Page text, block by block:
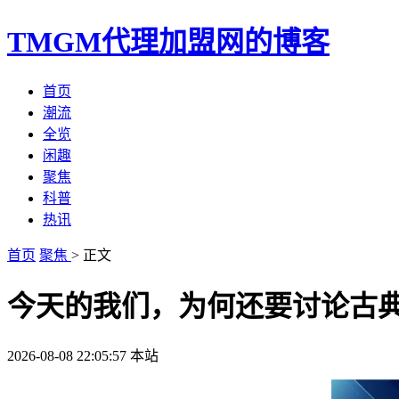
TMGM代理加盟网的博客
首页
潮流
全览
闲趣
聚焦
科普
热讯
首页 聚焦 > 正文
今天的我们，为何还要讨论古
2026-08-08 22:05:57 本站